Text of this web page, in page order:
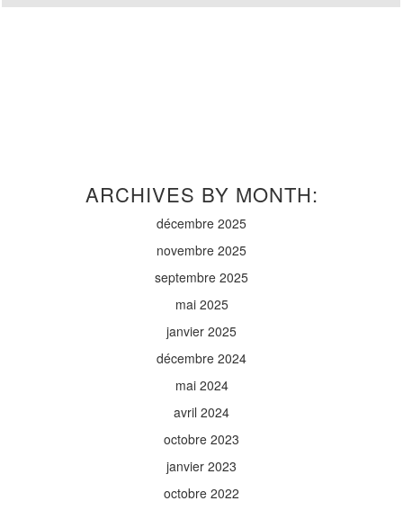
ARCHIVES BY MONTH:
décembre 2025
novembre 2025
septembre 2025
mai 2025
janvier 2025
décembre 2024
mai 2024
avril 2024
octobre 2023
janvier 2023
octobre 2022